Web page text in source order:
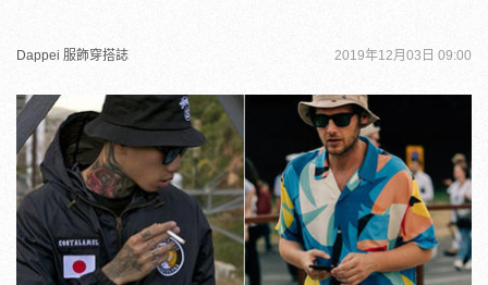
Dappei 服飾穿搭誌 2019年12月03日 09:00